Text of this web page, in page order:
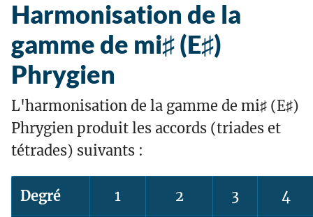
Harmonisation de la
gamme de mi♯ (E♯)
Phrygien
L'harmonisation de la gamme de mi♯ (E♯)
Phrygien produit les accords (triades et
tétrades) suivants :
Degré 1 2 3 4